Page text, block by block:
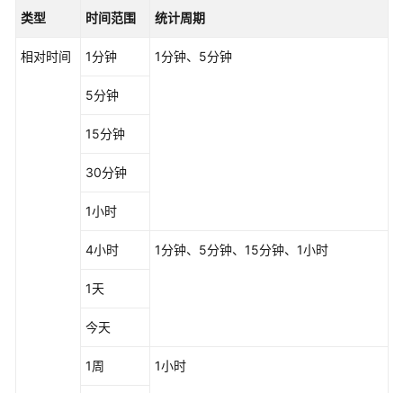
域
系
类型 时间范围 统计周期
相对时间 1分钟 1分钟、5分钟
5分钟
15分钟
30分钟
1小时
4小时 1分钟、5分钟、15分钟、1小时
1天
今天
1周 1小时